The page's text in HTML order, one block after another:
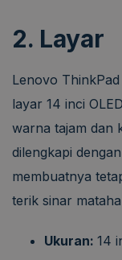
2. Layar
Lenovo
layar 14 inci
warna tajam dan
dilengkapi
membuatnya
terik sinar
Ukuran: 14